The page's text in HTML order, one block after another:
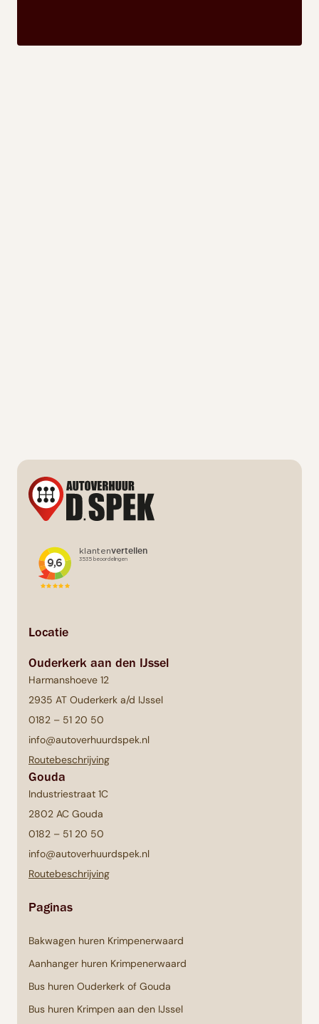
Locatie
Ouderkerk aan den IJssel
Harmanshoeve 12
2935 AT Ouderkerk a/d IJssel
0182 – 51 20 50
info@autoverhuurdspek.nl
Routebeschrijving
Gouda
Industriestraat 1C
2802 AC Gouda
0182 – 51 20 50
info@autoverhuurdspek.nl
Routebeschrijving
Paginas
Bakwagen huren Krimpenerwaard
Aanhanger huren Krimpenerwaard
Bus huren Ouderkerk of Gouda
Bus huren Krimpen aan den IJssel